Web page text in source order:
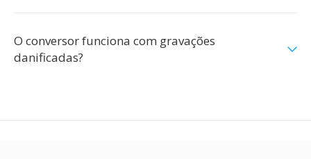
O conversor funciona com gravações
danificadas?